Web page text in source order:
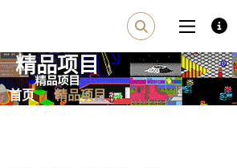
精品项目
首页 精品项目